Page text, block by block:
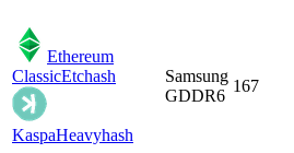
Ethereum
ClassicEtchash
KaspaHeavyhash
Samsung
GDDR6
167